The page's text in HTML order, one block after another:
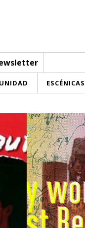
ESCÉNICAS